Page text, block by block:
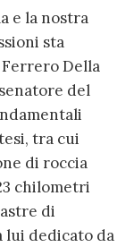
e la nostra
sta
Della
del
tra cui
di roccia
chilometri
di
lui dedicato da